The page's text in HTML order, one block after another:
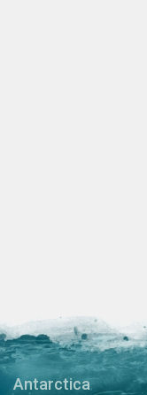
Antarctica